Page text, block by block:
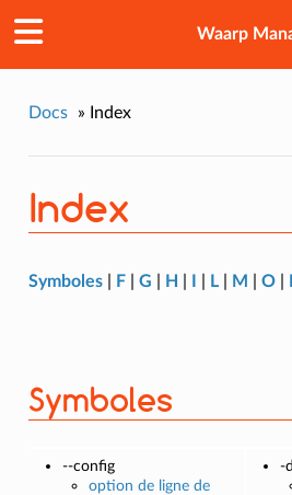
Waarp
Docs » Index
Index
Symboles| F| G H L| M O|
Symboles
--config
option de ligne de
-d